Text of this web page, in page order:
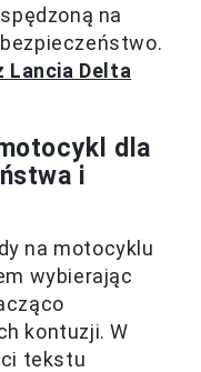
na
Lancia Delta
dla
i
na motocyklu
wybierając
kontuzji. W
tekstu